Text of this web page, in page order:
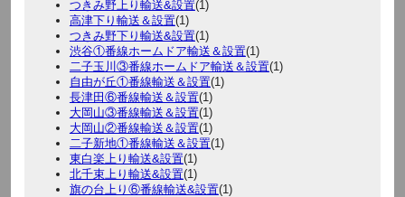
つきみ野上り輸送&設置(1)
高津下り輸送＆設置(1)
つきみ野下り輸送&設置(1)
渋谷①番線ホームドア輸送＆設置(1)
二子玉川③番線ホームドア輸送＆設置(1)
自由が丘①番線輸送＆設置(1)
長津田⑥番線輸送＆設置(1)
大岡山③番線輸送＆設置(1)
大岡山②番線輸送＆設置(1)
二子新地①番線輸送＆設置(1)
東白楽上り輸送&設置(1)
北千束上り輸送&設置(1)
旗の台上り⑥番線輸送&設置(1)